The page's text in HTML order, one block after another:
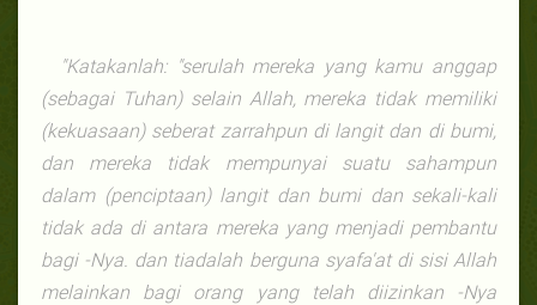
"Katakanlah: "serulah mereka yang kamu anggap
(sebagai Tuhan) selain Allah, mereka tidak memiliki
(kekuasaan) seberat zarrahpun di langit dan di bumi,
dan mereka tidak mempunyai suatu sahampun
dalam (penciptaan) langit dan bumi dan sekali-kali
tidak ada di antara mereka yang menjadi pembantu
bagi -Nya. dan tiadalah berguna syafa'at di sisi Allah
melainkan bagi orang yang telah diizinkan -Nya